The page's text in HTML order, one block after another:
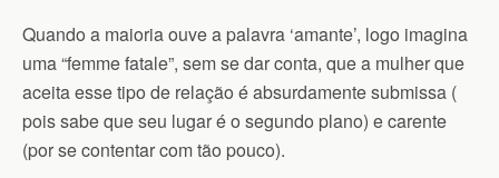
Quando a maioria ouve a palavra ‘amante’, logo imagina
uma “femme fatale”, sem se dar conta, que a mulher que
aceita esse tipo de relação é absurdamente submissa (
pois sabe que seu lugar é o segundo plano) e carente
(por se contentar com tão pouco).